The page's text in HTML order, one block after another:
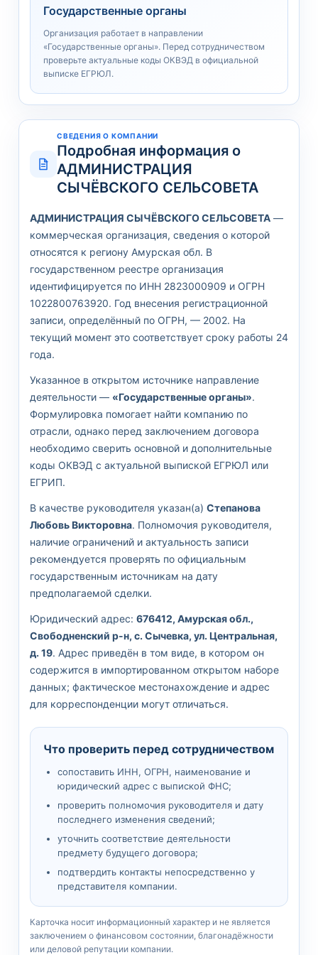
Государственные органы
Организация работает в направлении
«Государственные органы». Перед сотрудничеством
проверьте актуальные коды ОКВЭД в официальной
выписке ЕГРЮЛ.
СВЕДЕНИЯ О КОМПАНИИ
Подробная информация о
АДМИНИСТРАЦИЯ
СЫЧЁВСКОГО СЕЛЬСОВЕТА
АДМИНИСТРАЦИЯ СЫЧЁВСКОГО СЕЛЬСОВЕТА —
коммерческая организация, сведения о которой
относятся к региону Амурская обл. В
государственном реестре организация
идентифицируется по ИНН 2823000909 и ОГРН
1022800763920. Год внесения регистрационной
записи, определённый по ОГРН, — 2002. На
текущий момент это соответствует сроку работы 24
года.
Указанное в открытом источнике направление
деятельности — «Государственные органы».
Формулировка помогает найти компанию по
отрасли, однако перед заключением договора
необходимо сверить основной и дополнительные
коды ОКВЭД с актуальной выпиской ЕГРЮЛ или
ЕГРИП.
В качестве руководителя указан(а) Степанова
Любовь Викторовна. Полномочия руководителя,
наличие ограничений и актуальность записи
рекомендуется проверять по официальным
государственным источникам на дату
предполагаемой сделки.
Юридический адрес: 676412, Амурская обл.,
Свободненский р-н, с. Сычевка, ул. Центральная,
д. 19. Адрес приведён в том виде, в котором он
содержится в импортированном открытом наборе
данных; фактическое местонахождение и адрес
для корреспонденции могут отличаться.
Что проверить перед сотрудничеством
сопоставить ИНН, ОГРН, наименование и
юридический адрес с выпиской ФНС;
проверить полномочия руководителя и дату
последнего изменения сведений;
уточнить соответствие деятельности
предмету будущего договора;
подтвердить контакты непосредственно у
представителя компании.
Карточка носит информационный характер и не является
заключением о финансовом состоянии, благонадёжности
или деловой репутации компании.